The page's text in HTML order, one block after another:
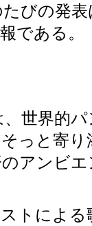
びの発
である。
世界的
っと寄
アンビ
トによる